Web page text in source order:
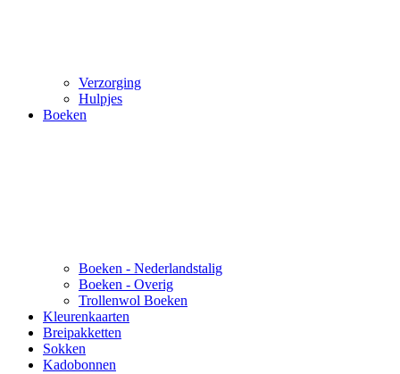
Verzorging
Hulpjes
Boeken
Boeken - Nederlandstalig
Boeken - Overig
Trollenwol Boeken
Kleurenkaarten
Breipakketten
Sokken
Kadobonnen